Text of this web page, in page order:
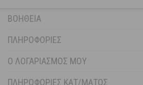
ΒΟΉΘΕΙΑ
ΠΛΗΡΟΦΟΡΊΕΣ
Ο ΛΟΓΑΡΙΑΣΜΌΣ ΜΟΥ
ΠΛΗΡΟΦΟΡΙΕΣ ΚΑΤ/ΜΑΤΟΣ